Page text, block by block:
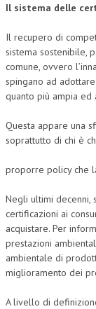
Il sistema delle
Il recupero di
sistema sostenibile,
comune, ovvero
spingano ad
quanto più ampia ed
Questa appare una
soprattutto di chi è
proporre policy che
Negli ultimi decenni,
certificazioni ai
acquistare. Per
prestazioni
ambientale di
miglioramento dei
A livello di